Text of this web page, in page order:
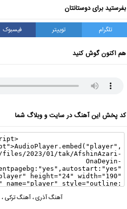
بفرستید برای دوستانتان
تلگرام توییتر فیسبوک
هم اکنون گوش کنید
کد پخش این آهنگ در سایت و وبلاگ شما
آهنگ آذری، آهنگ ترکی ،